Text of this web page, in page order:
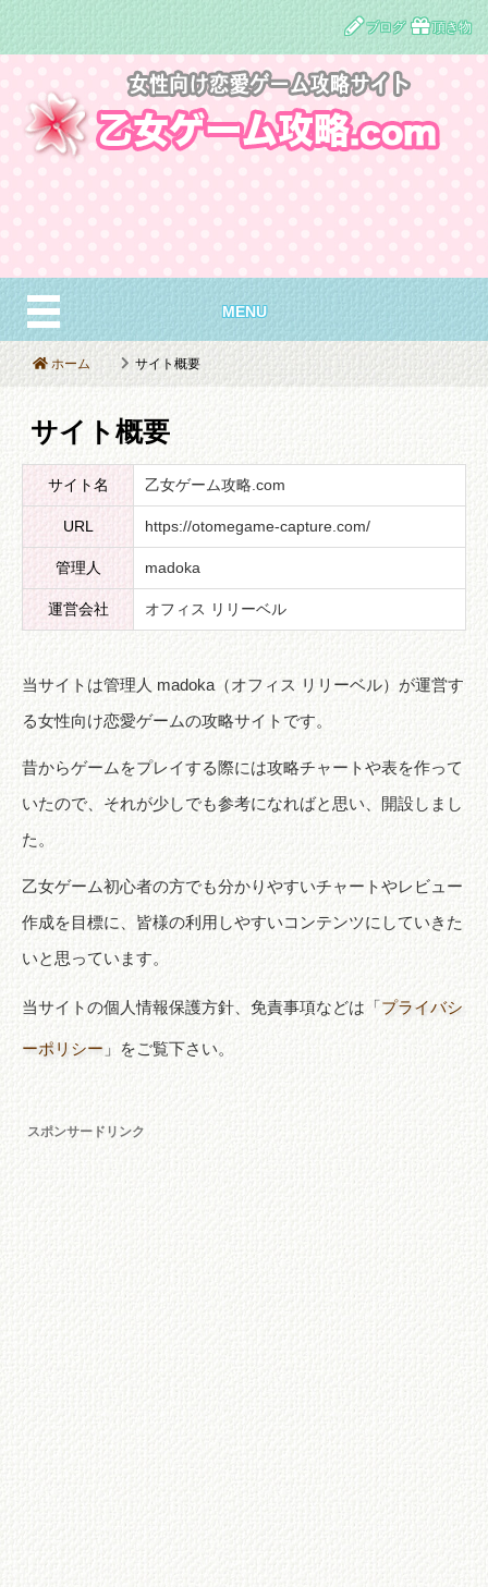
ブログ 頂き物
MENU
ホーム サイト概要
サイト概要
サイト名 乙女ゲーム攻略.com
URL https://otomegame-capture.com/
管理人 madoka
運営会社 オフィス リリーベル
当サイトは管理人 madoka（オフィス リリーベル）が運営す
る女性向け恋愛ゲームの攻略サイトです。
昔からゲームをプレイする際には攻略チャートや表を作って
いたので、それが少しでも参考になればと思い、開設しまし
た。
乙女ゲーム初心者の方でも分かりやすいチャートやレビュー
作成を目標に、皆様の利用しやすいコンテンツにしていきた
いと思っています。
当サイトの個人情報保護方針、免責事項などは「プライバシ
ーポリシー 」をご覧下さい。
スポンサードリンク